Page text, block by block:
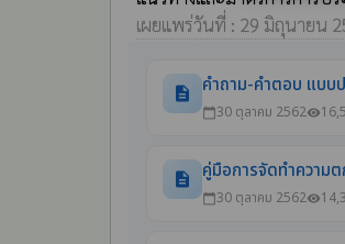
เผยแพร่วันที่ : 29 มิถุนายน